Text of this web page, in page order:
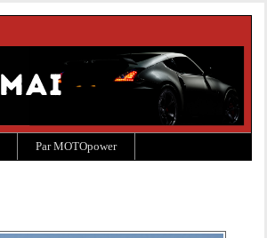
Par MOTOpower